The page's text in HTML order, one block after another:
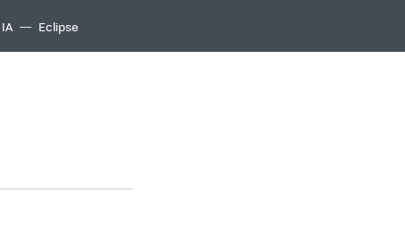
IA Eclipse